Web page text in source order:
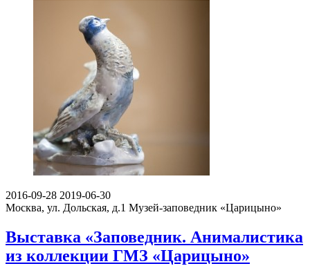
2016-09-28 2019-06-30
Москва, ул. Дольская, д.1 Музей-заповедник «Царицыно»
Выставка «Заповедник. Анималистика
из коллекции ГМЗ «Царицыно»